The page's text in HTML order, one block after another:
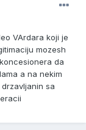
VArdara koji je
mozesh
da
a na nekim
sa